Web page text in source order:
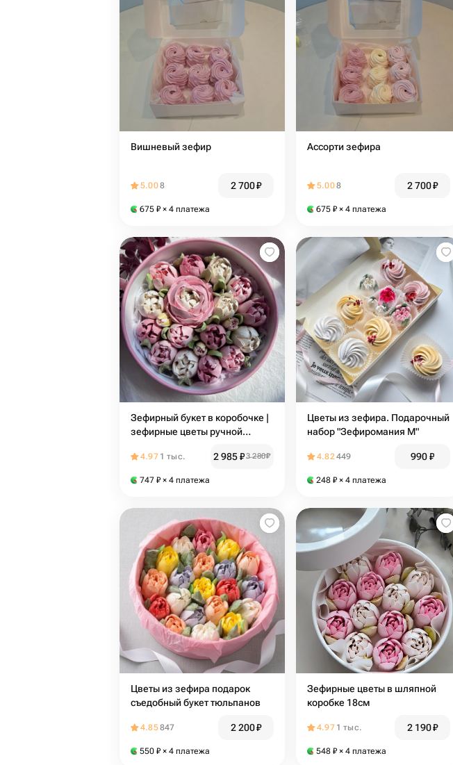
Вишневый зефир
5.008 2 700₽
675 ₽ × 4 платежа
Ассорти зефира
5.008 2 700₽
675 ₽ × 4 платежа
Зефирный букет в коробочке |
зефирные цветы ручной
коробке
4.97 1 тыс. 2 985₽3 280₽
747 ₽ × 4 платежа
Цветы из зефира. Подарочный
набор "Зефиромания M"
4.82449 990₽
248 ₽ × 4 платежа
Цветы из зефира подарок
съедобный букет тюльпанов
4.85847 2 200₽
550 ₽ × 4 платежа
Зефирные цветы в шляпной
коробке 18см
4.97 1 тыс. 2 190₽
548 ₽ × 4 платежа